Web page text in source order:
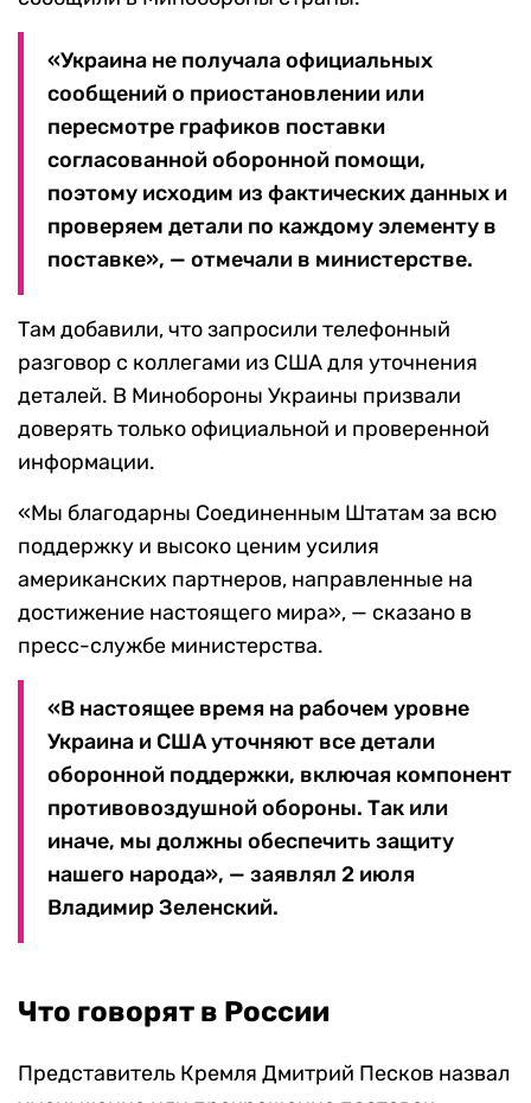
«Украина не получала официальных
сообщений о приостановлении или
пересмотре графиков поставки
согласованной оборонной помощи,
поэтому исходим из фактических данных и
проверяем детали по каждому элементу в
поставке», — отмечали в министерстве.
Там добавили, что запросили телефонный
разговор с коллегами из США для уточнения
деталей. В Минобороны Украины призвали
доверять только официальной и проверенной
информации.
«Мы благодарны Соединенным Штатам за всю
поддержку и высоко ценим усилия
американских партнеров, направленные на
достижение настоящего мира», — сказано в
пресс-службе министерства.
«В настоящее время на рабочем уровне
Украина и США уточняют все детали
оборонной поддержки, включая компонент
противовоздушной обороны. Так или
иначе, мы должны обеспечить защиту
нашего народа», — заявлял 2 июля
Владимир Зеленский.
Что говорят в России
Представитель Кремля Дмитрий Песков назвал